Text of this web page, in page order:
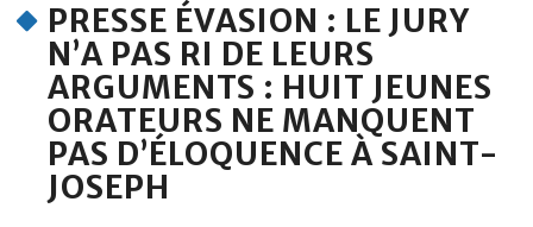
PRESSE ÉVASION : LE JURY
N’A PAS RI DE LEURS
ARGUMENTS : HUIT JEUNES
ORATEURS NE MANQUENT
PAS D’ÉLOQUENCE À SAINT-
JOSEPH